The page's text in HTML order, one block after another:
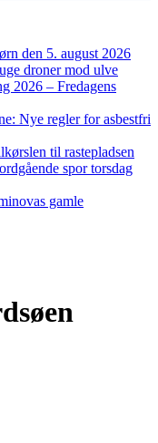
den 5. august 2026
droner mod ulve
2026 – Fredagens
Nye regler for asbestfri
til rastepladsen
spor torsdag
gamle